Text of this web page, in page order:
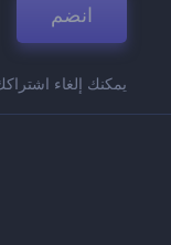
انضم
يمكنك إلغاء